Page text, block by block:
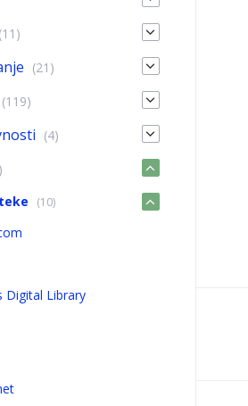
(11)
(21)
(119)
(4)
(10)
Digital Library